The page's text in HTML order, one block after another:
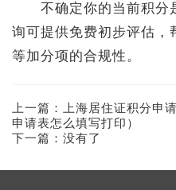
不确定你的当前积分
询可提供免费初步评估，
等加分项的合规性。
上一篇：
上海居住证积分申
申请表怎么填写打印）
下一篇：没有了